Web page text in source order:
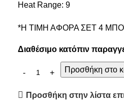
Heat Range: 9
*Η ΤΙΜΗ ΑΦΟΡΑ ΣΕΤ 4
Διαθέσιμο κατόπιν
Προσθήκη στο
Προσθήκη στην λίστα